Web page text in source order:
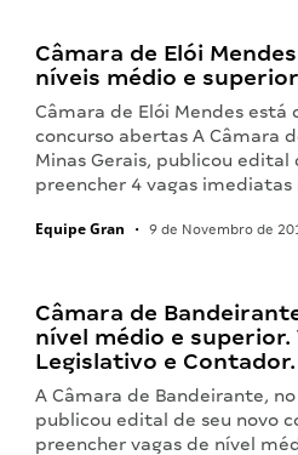
Câmara de Elói
níveis médio e
Câmara de Elói Mendes está
concurso abertas A Câmara
Minas Gerais, publicou
preencher 4 vagas imediatas
Equipe Gran • 9 de Novembro de
Câmara de
nível médio e superior.
Legislativo e Contador.
A Câmara de Bandeirante,
publicou edital de seu novo
preencher vagas de nível